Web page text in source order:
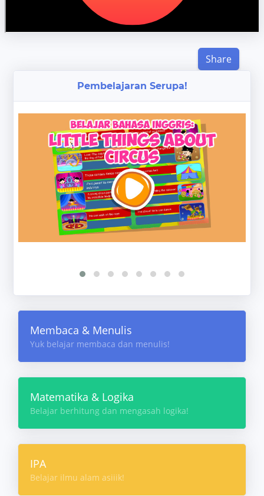
Share
Pembelajaran Serupa!
Membaca & Menulis
Yuk belajar membaca dan menulis!
Matematika & Logika
Belajar berhitung dan mengasah logika!
IPA
Belajar ilmu alam asiiik!